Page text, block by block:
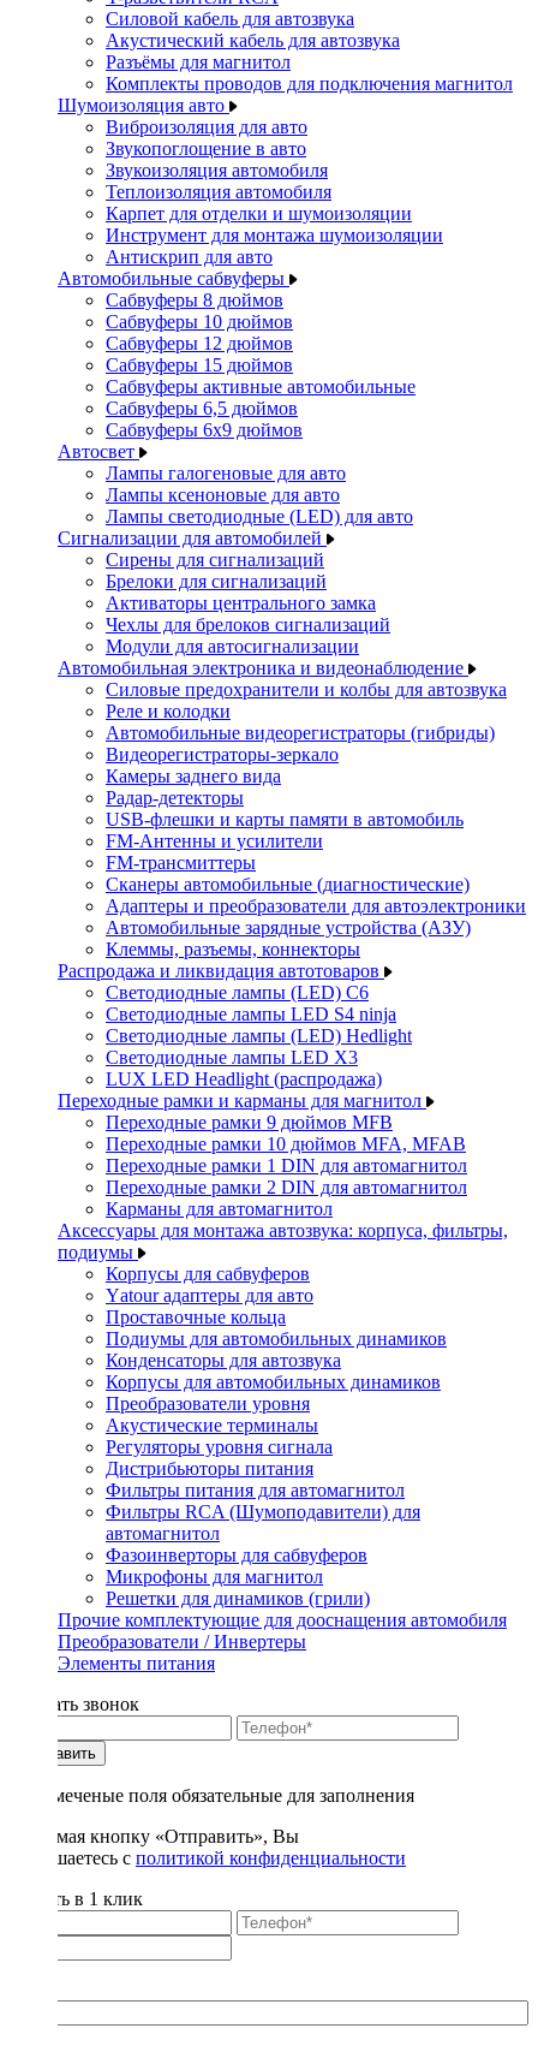
Силовой кабель для автозвука
Акустический кабель для автозвука
Разъёмы для магнитол
Комплекты проводов для подключения магнитол
Шумоизоляция авто
Виброизоляция для авто
Звукопоглощение в авто
Звукоизоляция автомобиля
Теплоизоляция автомобиля
Карпет для отделки и шумоизоляции
Инструмент для монтажа шумоизоляции
Антискрип для авто
Автомобильные сабвуферы
Сабвуферы 8 дюймов
Сабвуферы 10 дюймов
Сабвуферы 12 дюймов
Сабвуферы 15 дюймов
Сабвуферы активные автомобильные
Сабвуферы 6,5 дюймов
Сабвуферы 6x9 дюймов
Автосвет
Лампы галогеновые для авто
Лампы ксеноновые для авто
Лампы светодиодные (LED) для авто
Сигнализации для автомобилей
Сирены для сигнализаций
Брелоки для сигнализаций
Активаторы центрального замка
Чехлы для брелоков сигнализаций
Модули для автосигнализации
Автомобильная электроника и видеонаблюдение
Силовые предохранители и колбы для автозвука
Реле и колодки
Автомобильные видеорегистраторы (гибриды)
Видеорегистраторы-зеркало
Камеры заднего вида
Радар-детекторы
USB-флешки и карты памяти в автомобиль
FM-Антенны и усилители
FM-трансмиттеры
Сканеры автомобильные (диагностические)
Адаптеры и преобразователи для автоэлектроники
Автомобильные зарядные устройства (АЗУ)
Клеммы, разъемы, коннекторы
Распродажа и ликвидация автотоваров
Светодиодные лампы (LED) C6
Светодиодные лампы LED S4 ninja
Светодиодные лампы (LED) Hedlight
Светодиодные лампы LED X3
LUX LED Headlight (распродажа)
Переходные рамки и карманы для магнитол
Переходные рамки 9 дюймов MFB
Переходные рамки 10 дюймов MFA, MFAB
Переходные рамки 1 DIN для автомагнитол
Переходные рамки 2 DIN для автомагнитол
Карманы для автомагнитол
Аксессуары для монтажа автозвука: корпуса, фильтры,
подиумы
Корпусы для сабвуферов
Yаtour адаптеры для авто
Проставочные кольца
Подиумы для автомобильных динамиков
Конденсаторы для автозвука
Корпусы для автомобильных динамиков
Преобразователи уровня
Акустические терминалы
Регуляторы уровня сигнала
Дистрибьюторы питания
Фильтры питания для автомагнитол
Фильтры RCA (Шумоподавители) для
автомагнитол
Фазоинверторы для сабвуферов
Микрофоны для магнитол
Решетки для динамиков (грили)
Прочие комплектующие для дооснащения автомобиля
Преобразователи / Инвертеры
Элементы питания
Заказать звонок
Отправить
* - отмеченые поля обязательные для заполнения
Нажимая кнопку «Отправить», Вы
соглашаетесь с политикой конфиденциальности
Купить в 1 клик